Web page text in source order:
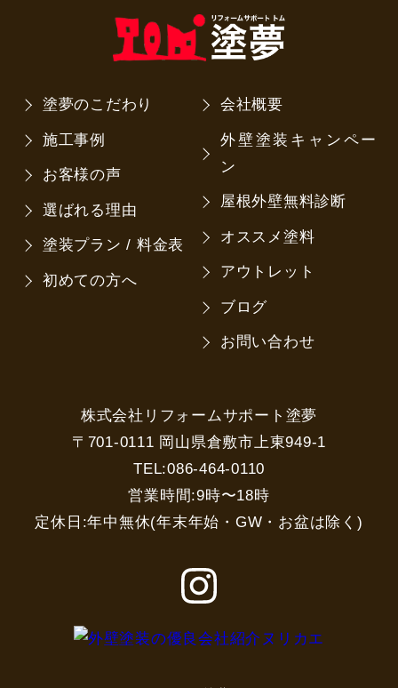
塗夢のこだわり
施工事例
お客様の声
選ばれる理由
塗装プラン / 料金表
初めての方へ
会社概要
外壁塗装キャンペー
ン
屋根外壁無料診断
オススメ塗料
アウトレット
ブログ
お問い合わせ
株式会社リフォームサポート塗夢
〒701-0111 岡山県倉敷市上東949-1
TEL:086-464-0110
営業時間:9時〜18時
定休日:年中無休(年末年始・GW・お盆は除く)